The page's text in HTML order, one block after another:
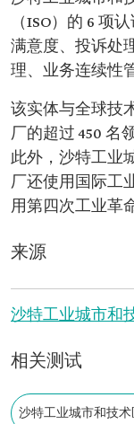
（ISO）的 6 项
满意度、投诉处
理、业务连续性
该实体与全球技
厂的超过 450 名
此外，沙特工业
厂还使用国际工
用第四次工业革
来源
沙特工业城市和
相关测试
沙特工业城市和技术